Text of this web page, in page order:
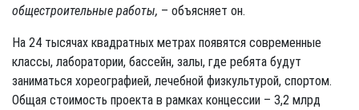
общестроительные работы, – объясняет он.
На 24 тысячах квадратных метрах появятся современные
классы, лаборатории, бассейн, залы, где ребята будут
заниматься хореографией, лечебной физкультурой, спортом.
Общая стоимость проекта в рамках концессии – 3,2 млрд